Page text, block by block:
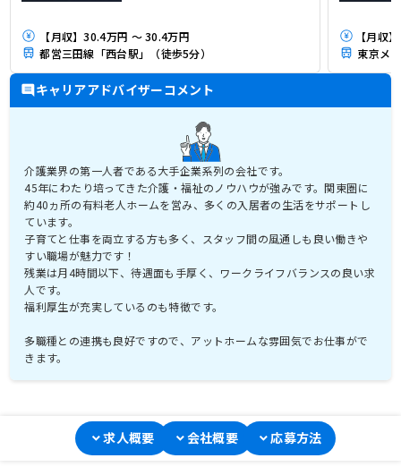
【月収】30.4万円 ～ 30.4万円
都営三田線「西台駅」（徒歩5分）
東京メ
キャリアアドバイザーコメント
介護業界の第一人者である大手企業系列の会社です。
45年にわたり培ってきた介護・福祉のノウハウが強みです。関東圏に
約40ヵ所の有料老人ホームを営み、多くの入居者の生活をサポートし
ています。
子育てと仕事を両立する方も多く、スタッフ間の風通しも良い働きや
すい職場が魅力です！
残業は月4時間以下、待遇面も手厚く、ワークライフバランスの良い求
人です。
福利厚生が充実しているのも特徴です。
多職種との連携も良好ですので、アットホームな雰囲気でお仕事がで
きます。
求人概要 会社概要 応募方法